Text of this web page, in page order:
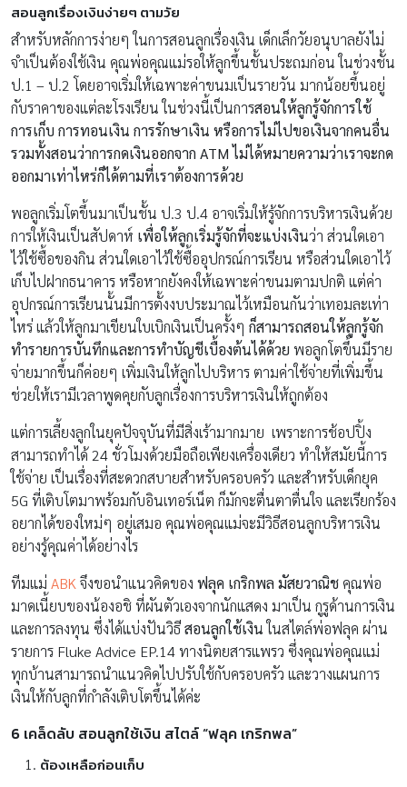
สอนลูกเรื่องเงินง่ายๆ ตามวัย
สำหรับหลักการง่ายๆ ในการสอนลูกเรื่องเงิน เด็กเล็กวัยอนุบาลยังไม่
จำเป็นต้องใช้เงิน คุณพ่อคุณแม่รอให้ลูกขึ้นชั้นประถมก่อน ในช่วงชั้น
ป.1 – ป.2 โดยอาจเริ่มให้เฉพาะค่าขนมเป็นรายวัน มากน้อยขึ้นอยู่
กับราคาของแต่ละโรงเรียน ในช่วงนี้เป็นการสอนให้ลูกรู้จักการใช้
การเก็บ การทอนเงิน การรักษาเงิน หรือการไม่ไปขอเงินจากคนอื่น
รวมทั้งสอนว่าการกดเงินออกจาก ATM ไม่ได้หมายความว่าเราจะกด
ออกมาเท่าไหร่ก็ได้ตามที่เราต้องการด้วย
พอลูกเริ่มโตขึ้นมาเป็นชั้น ป.3 ป.4 อาจเริ่มให้รู้จักการบริหารเงินด้วย
การให้เงินเป็นสัปดาห์ เพื่อให้ลูกเริ่มรู้จักที่จะแบ่งเงินว่า ส่วนใดเอา
ไว้ใช้ซื้อของกิน ส่วนใดเอาไว้ใช้ซื้ออุปกรณ์การเรียน หรือส่วนใดเอาไว้
เก็บไปฝากธนาคาร หรือหากยังคงให้เฉพาะค่าขนมตามปกติ แต่ค่า
อุปกรณ์การเรียนนั้นมีการตั้งงบประมาณไว้เหมือนกันว่าเทอมละเท่า
ไหร่ แล้วให้ลูกมาเขียนใบเบิกเงินเป็นครั้งๆ ก็สามารถสอนให้ลูกรู้จัก
ทำรายการบันทึกและการทำบัญชีเบื้องต้นได้ด้วย พอลูกโตขึ้นมีราย
จ่ายมากขึ้นก็ค่อยๆ เพิ่มเงินให้ลูกไปบริหาร ตามค่าใช้จ่ายที่เพิ่มขึ้น
ช่วยให้เรามีเวลาพูดคุยกับลูกเรื่องการบริหารเงินให้ถูกต้อง
แต่การเลี้ยงลูกในยุคปัจจุบันที่มีสิ่งเร้ามากมาย เพราะการช้อปปิ้ง
สามารถทำได้ 24 ชั่วโมงด้วยมือถือเพียงเครื่องเดียว ทำให้สมัยนี้การ
ใช้จ่าย เป็นเรื่องที่สะดวกสบายสำหรับครอบครัว และสำหรับเด็กยุค
5G ที่เติบโตมาพร้อมกับอินเทอร์เน็ต ก็มักจะตื่นตาตื่นใจ และเรียกร้อง
อยากได้ของใหม่ๆ อยู่เสมอ คุณพ่อคุณแม่จะมีวิธีสอนลูกบริหารเงิน
อย่างรู้คุณค่าได้อย่างไร
ทีมแม่ ABK จึงขอนำแนวคิดของ ฟลุค เกริกพล มัสยวาณิช คุณพ่อ
มาดเนี้ยบของน้องอชิ ที่ผันตัวเองจากนักแสดง มาเป็น กูรูด้านการเงิน
และการลงทุน ซึ่งได้แบ่งปันวิธีสอนลูกใช้เงินในสไตล์พ่อฟลุค ผ่าน
รายการ Fluke Advice EP.14 ทางนิตยสารแพรว ซึ่งคุณพ่อคุณแม่
ทุกบ้านสามารถนำแนวคิดไปปรับใช้กับครอบครัว และวางแผนการ
เงินให้กับลูกที่กำลังเติบโตขึ้นได้ค่ะ
6 เคล็ดลับ สอนลูกใช้เงิน สไตล์ “ฟลุค เกริกพล”
ต้องเหลือก่อนเก็บ